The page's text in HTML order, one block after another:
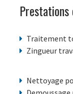
Traitement
Zingueur
Nettoyage